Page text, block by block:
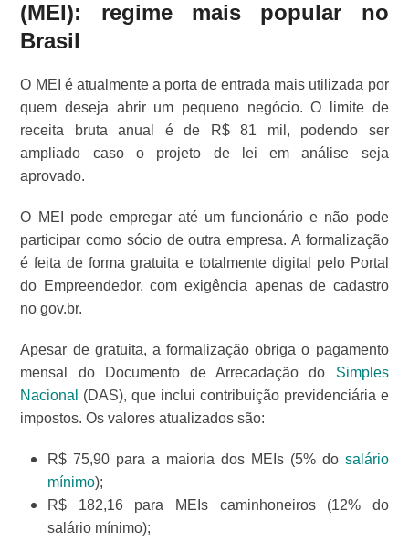
(MEI): regime mais popular no
Brasil
O MEI é atualmente a porta de entrada mais utilizada por
quem deseja abrir um pequeno negócio. O limite de
receita bruta anual é de R$ 81 mil, podendo ser
ampliado caso o projeto de lei em análise seja
aprovado.
O MEI pode empregar até um funcionário e não pode
participar como sócio de outra empresa. A formalização
é feita de forma gratuita e totalmente digital pelo Portal
do Empreendedor, com exigência apenas de cadastro
no gov.br.
Apesar de gratuita, a formalização obriga o pagamento
mensal do Documento de Arrecadação do Simples
Nacional
(DAS), que inclui contribuição previdenciária e
impostos. Os valores atualizados são:
R$ 75,90 para a maioria dos MEIs (5% do salário
mínimo);
R$ 182,16 para MEIs caminhoneiros (12% do
salário mínimo);